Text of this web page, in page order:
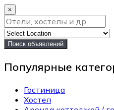
×
Поиск объявлений
Популярные
Гостиница
Хостел